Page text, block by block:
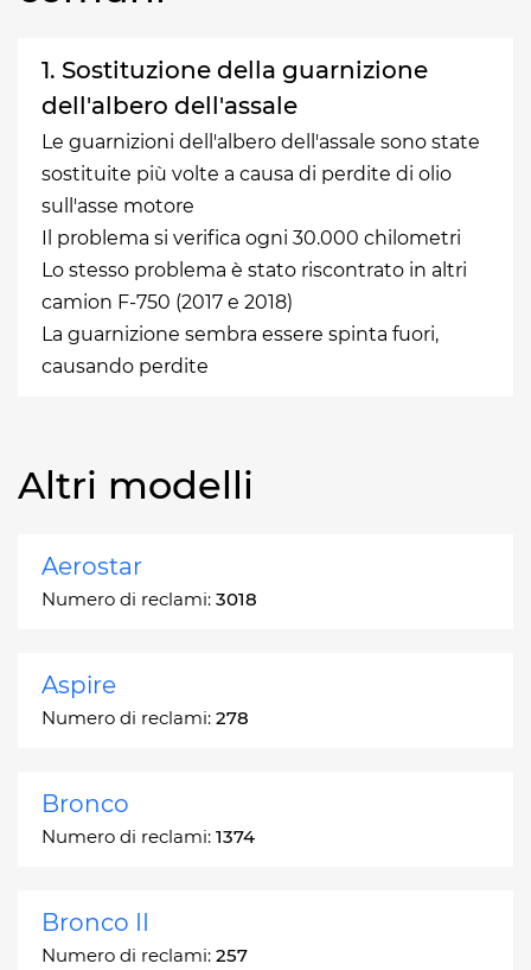
1. Sostituzione della guarnizione
dell'albero dell'assale
Le guarnizioni dell'albero dell'assale sono state
sostituite più volte a causa di perdite di olio
sull'asse motore
Il problema si verifica ogni 30.000 chilometri
Lo stesso problema è stato riscontrato in altri
camion F-750 (2017 e 2018)
La guarnizione sembra essere spinta fuori,
causando perdite
Altri modelli
Aerostar
Numero di reclami: 3018
Aspire
Numero di reclami: 278
Bronco
Numero di reclami: 1374
Bronco II
Numero di reclami: 257